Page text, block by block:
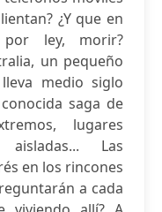
¿Y que en
por ley, morir?
un pequeño
medio siglo
saga de
lugares
aisladas... Las
en los rincones
a cada